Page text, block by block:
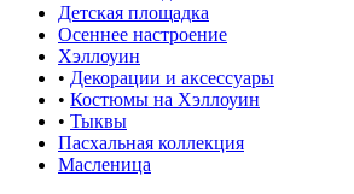
Детская площадка
Осеннее настроение
Хэллоуин
• Декорации и аксессуары
• Костюмы на Хэллоуин
• Тыквы
Пасхальная коллекция
Масленица